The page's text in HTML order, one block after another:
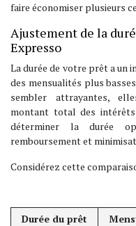
faire économiser plusieurs
Ajustement de la
Expresso
La durée de votre prêt a un
des mensualités plus
sembler attrayantes,
montant total des
déterminer la durée
remboursement et
Considérez cette
Durée du prêt